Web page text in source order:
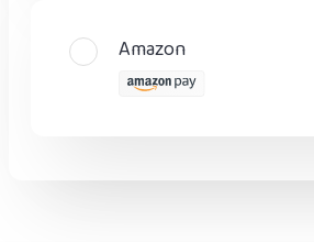
Amazon